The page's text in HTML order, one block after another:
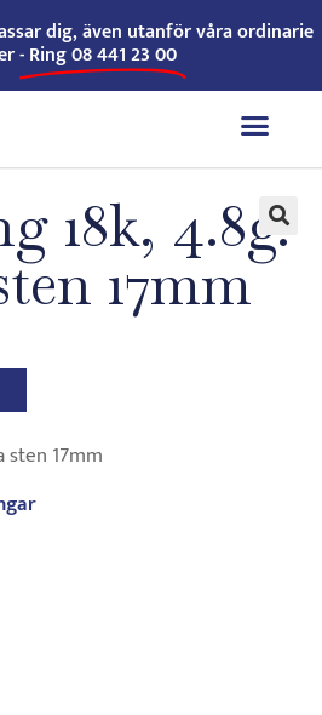
dig, även utanför våra ordinarie
-Ring 08 441 23 00
18k, 4.8g.
17mm
sten 17mm
🔍